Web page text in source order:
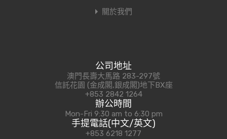
關於我們
公司地址
澳門長壽大馬路 283-297號
信託花園 (金成閣,銀成閣)地下BX座
+853 2842 1264
辦公時間
Mon-Fri 9:30 am to 6:30 pm
手提電話(中文/英文)
+853 6218 1277